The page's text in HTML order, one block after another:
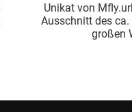
Unikat von
Ausschnitt des
großen